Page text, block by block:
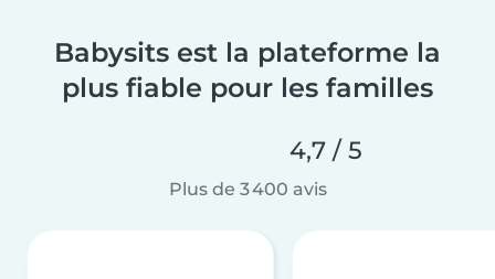
Babysits est la plateforme la
plus fiable pour les familles
4,7 / 5
Plus de 3 400 avis